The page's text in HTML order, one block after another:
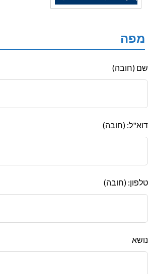
מפה
Leave
שם (חובה)
דוא"ל: (חובה)
טלפון: (חובה)
נושא